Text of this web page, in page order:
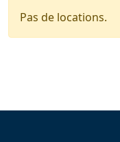
Pas de locations.